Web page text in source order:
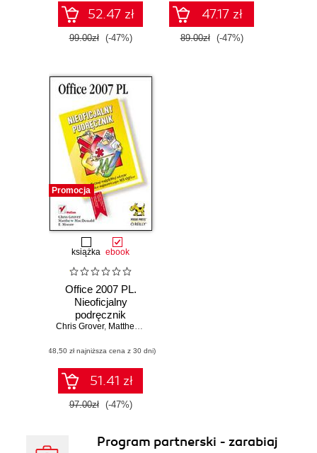
52.47 zł
99.00zł (-47%)
47.17 zł
89.00zł (-47%)
Promocja
książka ebook
Office 2007 PL.
Nieoficjalny
podręcznik
Chris Grover, Matthew MacDonald
(48,50 zł najniższa cena z 30 dni)
51.41 zł
97.00zł (-47%)
Program partnerski - zarabiaj